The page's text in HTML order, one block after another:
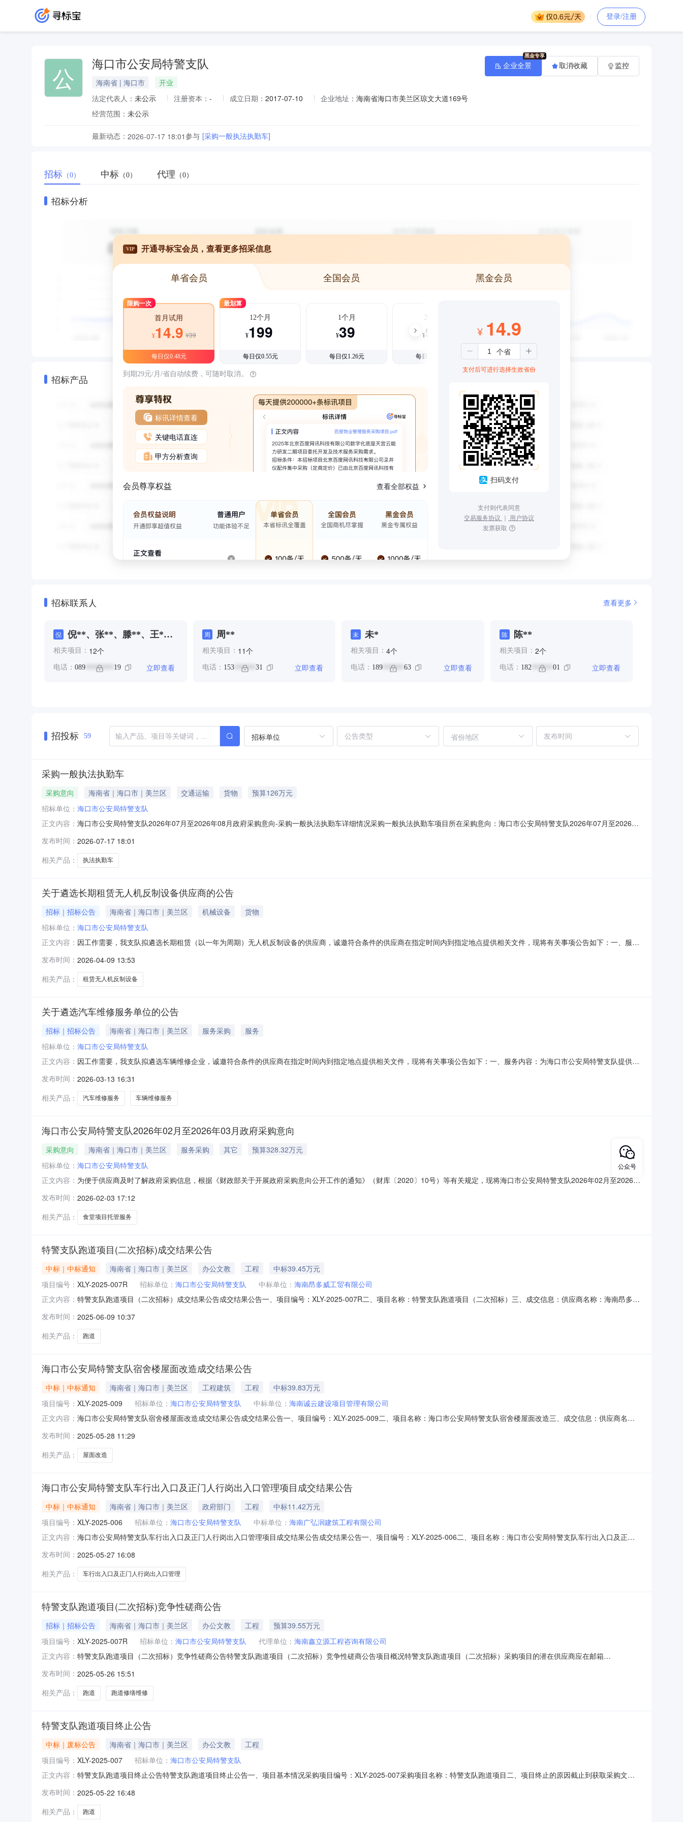
登录/注册
公 海口市公安局特警支队
海南省 | 海口市
开业
法定代表人： 未公示 注册资本： - 成立日期： 2017-07-10 企业地址： 海南省海口市美兰区琼文大道169号
经营范围： 未公示
最新动态： 2026-07-17 18:01参与 [采购一般执法执勤车]
企业全景 取消收藏 监控
招标 （0） 中标 （0） 代理 （0）
招标分析
招标产品
VIP 开通寻标宝会员，查看更多招采信息
单省会员 全国会员 黑金会员
限购一次
首月试用
¥14.9 ¥39
每日仅0.48元
最划算
12个月
¥199
每日仅0.55元
1个月
¥39
每日仅1.26元
3个月
¥99
每日仅1.08元
到期29元/月/省自动续费，可随时取消。
标讯详情查看
关键电话直连
甲方分析查询
会员尊享权益 查看全部权益
¥ 14.9
支付后可进行选择生效省份
扫码支付
支付则代表同意
交易服务协议 ｜ 用户协议
发票获取
招标联系人 查看更多
倪
倪**、张**、滕**、王*、
相关项目： 12个
电话： 089 ******** 19 立即查看
周 周**
相关项目： 11个
电话： 153****** 31 立即查看
未 未*
相关项目： 4个
电话： 189 ****** 63 立即查看
陈 陈**
相关项目： 2个
电话： 182****** 01 立即查看
招投标 59 招标单位 省份地区
采购一般执法执勤车
采购意向 海南省｜海口市｜美兰区 交通运输 货物
预算126万元
招标单位： 海口市公安局特警支队
正文内容： 海口市公安局特警支队2026年07月至2026年08月政府采购意向-采购一般执法执勤车详细情况采购一般执法执勤车项目所在采购意向：海口市公安局特警支队2026年07月至2026年
纯电动新能源SUV车，裸车价不超过18万元。采购数量:7.0000辆主要功能或目标:执法执勤车辆用于本单位日常巡逻防控工作。需满足的要求:计划采购7辆5座纯电动新能源S
发布时间： 2026-07-17 18:01
相关产品：
执法执勤车
关于遴选长期租赁无人机反制设备供应商的公告
招标｜招标公告 海南省｜海口市｜美兰区 机械设备
货物
招标单位： 海口市公安局特警支队
正文内容： 因工作需要，我支队拟遴选长期租赁（以一年为周期）无人机反制设备的供应商，诚邀符合条件的供应商在指定时间内到指定地点提供相关文件，现将有关事项公告如下：一、服务
期租赁无人机反制设备供应商提交以下材料：（一）公司简介及有效营业执照、法定代表人居民身份证复印件，非法定代表人提交文件的应提供授权委托书、被委托人居民身份证复
印件等授权委托材料；（二）公司经营三年内没
发布时间： 2026-04-09 13:53
相关产品：
租赁无人机反制设备
关于遴选汽车维修服务单位的公告
招标｜招标公告 海南省｜海口市｜美兰区 服务采购
服务
招标单位： 海口市公安局特警支队
正文内容： 因工作需要，我支队拟遴选车辆维修企业，诚邀符合条件的供应商在指定时间内到指定地点提供相关文件，现将有关事项公告如下：一、服务内容：为海口市公安局特警支队提供车
授权委托书、被委托人居民身份证复印件等授权委托材料；（二）公司经营三年内没有被列入失信被执行人、重大税收违法案件当事人名单、政府采购严重违法失信行为记录名单等
重大违法记录的承诺书，并提供信用中国或中国政府
发布时间： 2026-03-13 16:31
相关产品：
汽车维修服务 车辆维修服务
海口市公安局特警支队2026年02月至2026年03月政府采购意向
采购意向 海南省｜海口市｜美兰区 服务采购 其它
预算328.32万元
招标单位： 海口市公安局特警支队
正文内容： 为便于供应商及时了解政府采购信息，根据《财政部关于开展政府采购意向公开工作的通知》（财库〔2020〕10号）等有关规定，现将海口市公安局特警支队2026年02月至2026年
目托管服务采购数量：2年主要功能或目标：/需满足的要求：/328.3200002026年03月无本次公开的采购意向是本单位政府采购工作的初步安排，具体采购项目情况以相关采购公告
和采购文件
发布时间： 2026-02-03 17:12
相关产品：
食堂项目托管服务
特警支队跑道项目(二次招标)成交结果公告
中标｜中标通知 海南省｜海口市｜美兰区 办公文教 工程
中标39.45万元
项目编号： XLY-2025-007R 招标单位： 海口市公安局特警支队 中标单位： 海南昂多威工贸有限公司
正文内容： 特警支队跑道项目（二次招标）成交结果公告成交结果公告一、项目编号：XLY-2025-007R二、项目名称：特警支队跑道项目（二次招标）三、成交信息：供应商名称：海南昂多威
队跑道项目（二次招标）具体详见第三部分清单15日历天//五、评审专家名单：李受明、杨碧芬、陈显刚六、代理服务收费标准及金额：参照计价格[2002]1980号《招标代理服务收
费管理
发布时间： 2025-06-09 10:37
相关产品：
跑道
海口市公安局特警支队宿舍楼屋面改造成交结果公告
中标｜中标通知 海南省｜海口市｜美兰区 工程建筑 工程
中标39.83万元
项目编号： XLY-2025-009 招标单位： 海口市公安局特警支队 中标单位： 海南诚云建设项目管理有限公司
正文内容： 海口市公安局特警支队宿舍楼屋面改造成交结果公告成交结果公告一、项目编号：XLY-2025-009二、项目名称：海口市公安局特警支队宿舍楼屋面改造三、成交信息：供应商名
息名称施工范围施工工期项目经理执业证书信息海口市公安局特警支队宿舍楼屋面改造施工图及工程量清单包含的全部内容（具体工程内容详见施工图纸及工程量清单）15日历天何
娜证书名称:二级建造师
发布时间： 2025-05-28 11:29
相关产品：
屋面改造
海口市公安局特警支队车行出入口及正门人行岗出入口管理项目成交结果公告
中标｜中标通知 海南省｜海口市｜美兰区 政府部门 工程
中标11.42万元
项目编号： XLY-2025-006 招标单位： 海口市公安局特警支队 中标单位： 海南广弘润建筑工程有限公司
正文内容： 海口市公安局特警支队车行出入口及正门人行岗出入口管理项目成交结果公告成交结果公告一、项目编号：XLY-2025-006二、项目名称：海口市公安局特警支队车行出入口及正门
的信息名称施工范围施工工期项目经理执业证书信息海口市公安局特警支队车行出入口及正门人行岗出入口管理项目施工图及工程量清单包含的全部内容（具体工程内容详见施工图
纸及工程量清单）15日历天
发布时间： 2025-05-27 16:08
相关产品：
车行出入口及正门人行岗出入口管理
特警支队跑道项目(二次招标)竞争性磋商公告
招标｜招标公告 海南省｜海口市｜美兰区 办公文教 工程
预算39.55万元
项目编号： XLY-2025-007R 招标单位： 海口市公安局特警支队 代理单位： 海南鑫立源工程咨询有限公司
正文内容： 特警支队跑道项目（二次招标）竞争性磋商公告特警支队跑道项目（二次招标）竞争性磋商公告项目概况特警支队跑道项目（二次招标）采购项目的潜在供应商应在邮箱
项目（二次招标）1.3采购方式：竞争性磋商1.4预算金额：395517.79元1.5最高限价：395517.79元，投标报价超过最高限价视为无效报价。1.6采购需求：1.
发布时间： 2025-05-26 15:51
相关产品：
跑道 跑道修缮维修
特警支队跑道项目终止公告
中标｜废标公告 海南省｜海口市｜美兰区 办公文教
工程
项目编号： XLY-2025-007 招标单位： 海口市公安局特警支队
正文内容： 特警支队跑道项目终止公告特警支队跑道项目终止公告一、项目基本情况采购项目编号：XLY-2025-007采购项目名称：特警支队跑道项目二、项目终止的原因截止到获取采购文件
本次公告内容提出询问，请按以下方式联系1.采购人信息名称：海口市公安局特警支队地址：海南省海口市联系方式：周警官；153900697312.采购代理机构信息名采购代理机构名
称：海南鑫立源工程咨询
发布时间： 2025-05-22 16:48
相关产品：
跑道
公众号